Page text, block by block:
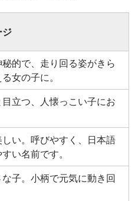
ジ
秘的で、走り回る姿がきら
女の子に。
立つ、人懐っこい子にお
い。呼びやすく、日本語
い名前です。
子。小柄で元気に動き回